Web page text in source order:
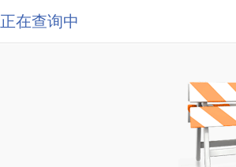
正在查询中